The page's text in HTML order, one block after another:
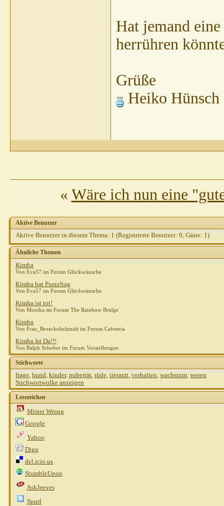
Hat jemand
herrühren
Grüße
Heiko Hünsch
« Wäre ich nun eine
Aktive Benutzer
Aktive Benutzer in diesem Thema: 1 (Registrierte Benutzer: 0, Gäste: 1)
Ähnliche Themen
Kimba
Von Eva57 im Forum Glückwünsche
Kimba hat Purzeltag
Von Eva57 im Forum Glückwünsche
Kimba ist tot!
Von Monika im Forum The Rainbow Bridge
Kimba
Von Frau_Broeckelschmidt im Forum Cafeteria
Kimba Ist Da!!!
Von Ralph Schober im Forum Vorstellungen
Stichworte
frage, hund, kinder, pubertät, rüde, tierarzt, verhalten, wachstum, wesen
Stichwortwolke anzeigen
Lesezeichen
Mister Wrong
Google
Yahoo
Digg
del.icio.us
StumbleUpon
AskJeeves
Spurl